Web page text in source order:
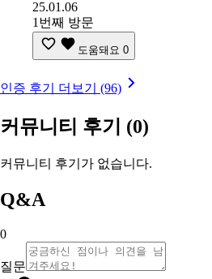
25.01.06
1번째 방문
도움돼요 0
인증 후기 더보기 (96)
커뮤니티 후기 (0)
커뮤니티 후기가 없습니다.
Q&A
0
질문